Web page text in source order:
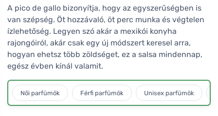
A pico de gallo bizonyítja, hogy az egyszerűségben is
van szépség. Öt hozzávaló, öt perc munka és végtelen
ízlehetőség. Legyen szó akár a mexikói konyha
rajongóiról, akár csak egy új módszert keresel arra,
hogyan ehetsz több zöldséget, ez a salsa mindennap,
egész évben kínál valamit.
Női parfümök Férfi parfümök Unisex parfümök